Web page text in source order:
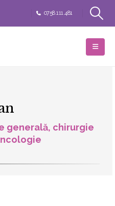
0758.111.481
generală, chirurgie